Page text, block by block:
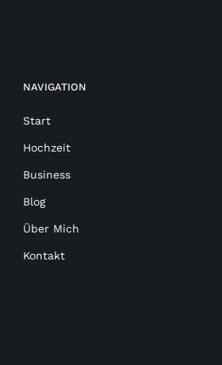
NAVIGATION
Start
Hochzeit
Business
Blog
Über Mich
Kontakt